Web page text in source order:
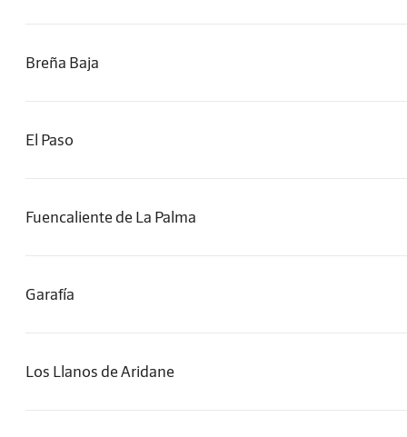
Breña Baja
El Paso
Fuencaliente de La Palma
Garafía
Los Llanos de Aridane